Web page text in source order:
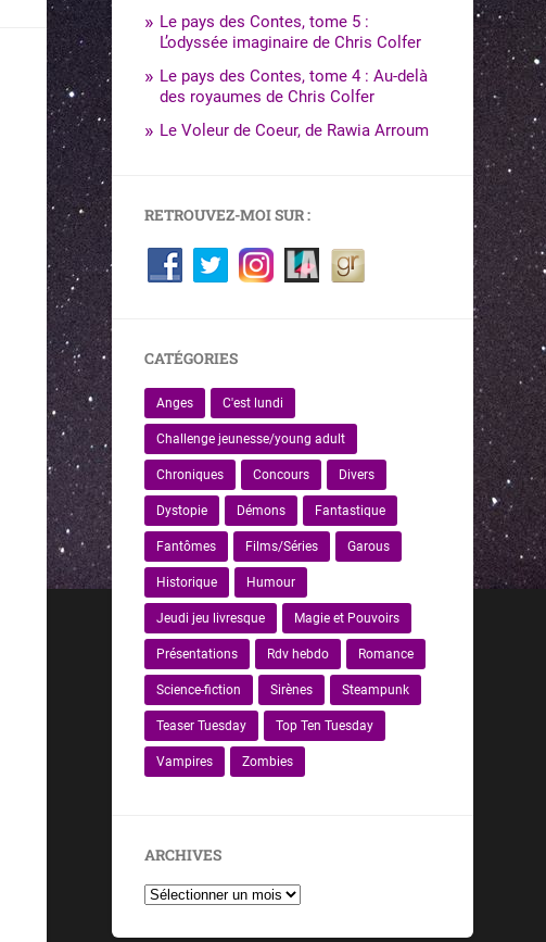
Le pays des Contes, tome 5 :
L’odyssée imaginaire de Chris Colfer
Le pays des Contes, tome 4 : Au-delà
des royaumes de Chris Colfer
Le Voleur de Coeur, de Rawia Arroum
RETROUVEZ-MOI SUR :
CATÉGORIES
Anges C'est lundi
Challenge jeunesse/young adult
Chroniques Concours Divers
Dystopie Démons Fantastique
Fantômes Films/Séries Garous
Historique Humour
Jeudi jeu livresque Magie et Pouvoirs
Présentations Rdv hebdo Romance
Science-fiction Sirènes Steampunk
Teaser Tuesday Top Ten Tuesday
Vampires Zombies
ARCHIVES